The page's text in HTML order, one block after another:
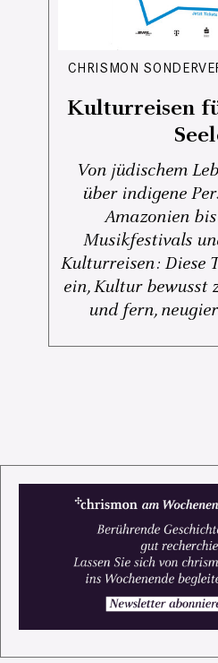
CHRISMON
Kulturreisen
Von jüdischem
über indigene
Amazonien
Musikfestivals
Kulturreisen: Diese
ein, Kultur bewusst
und fern,